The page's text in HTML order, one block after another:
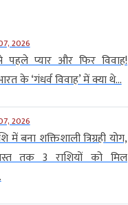
2026
पहले प्यार और फिर विवाह!
के ‘गंधर्व विवाह’ में क्या थे...
2026
में बना शक्तिशाली त्रिग्रही योग,
तक 3 राशियों को मिल